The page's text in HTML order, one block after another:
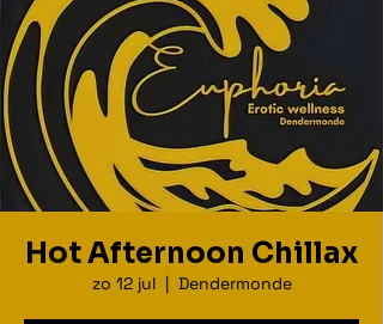
Hot Afternoon Chillax
zo 12 jul
  |
Dendermonde